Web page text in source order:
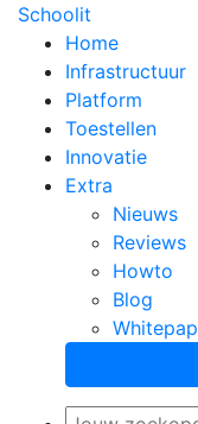
Schoolit
Home
Infrastructuur
Platform
Toestellen
Innovatie
Extra
Nieuws
Reviews
Howto
Blog